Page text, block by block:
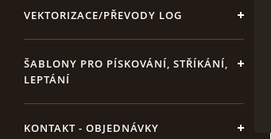
VEKTORIZACE/PŘEVODY LOG
ŠABLONY PRO PÍSKOVÁNÍ, STŘÍKÁNÍ,
LEPTÁNÍ
KONTAKT - OBJEDNÁVKY